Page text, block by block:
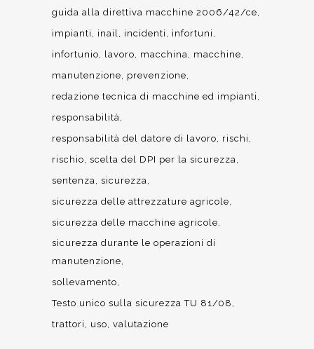
guida alla direttiva macchine 2006/42/ce
impianti
inail incidenti
infortuni
infortunio
lavoro macchina
macchine
manutenzione
prevenzione
redazione tecnica di macchine ed impianti
responsabilità
responsabilità del datore di lavoro
rischi
rischio scelta del DPI per la sicurezza
sentenza sicurezza
sicurezza delle attrezzature agricole
sicurezza delle macchine agricole
sicurezza durante le operazioni di
manutenzione
sollevamento
Testo unico sulla sicurezza TU 81/08
trattori
uso valutazione